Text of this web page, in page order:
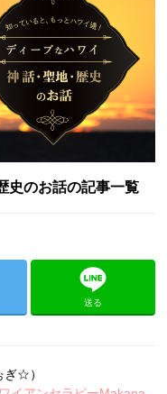
史のお話の記事一覧
送る
ぎ☆）